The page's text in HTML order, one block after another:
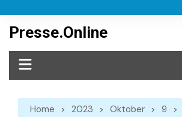
content
Presse.Online
Home 2023 Oktober
9